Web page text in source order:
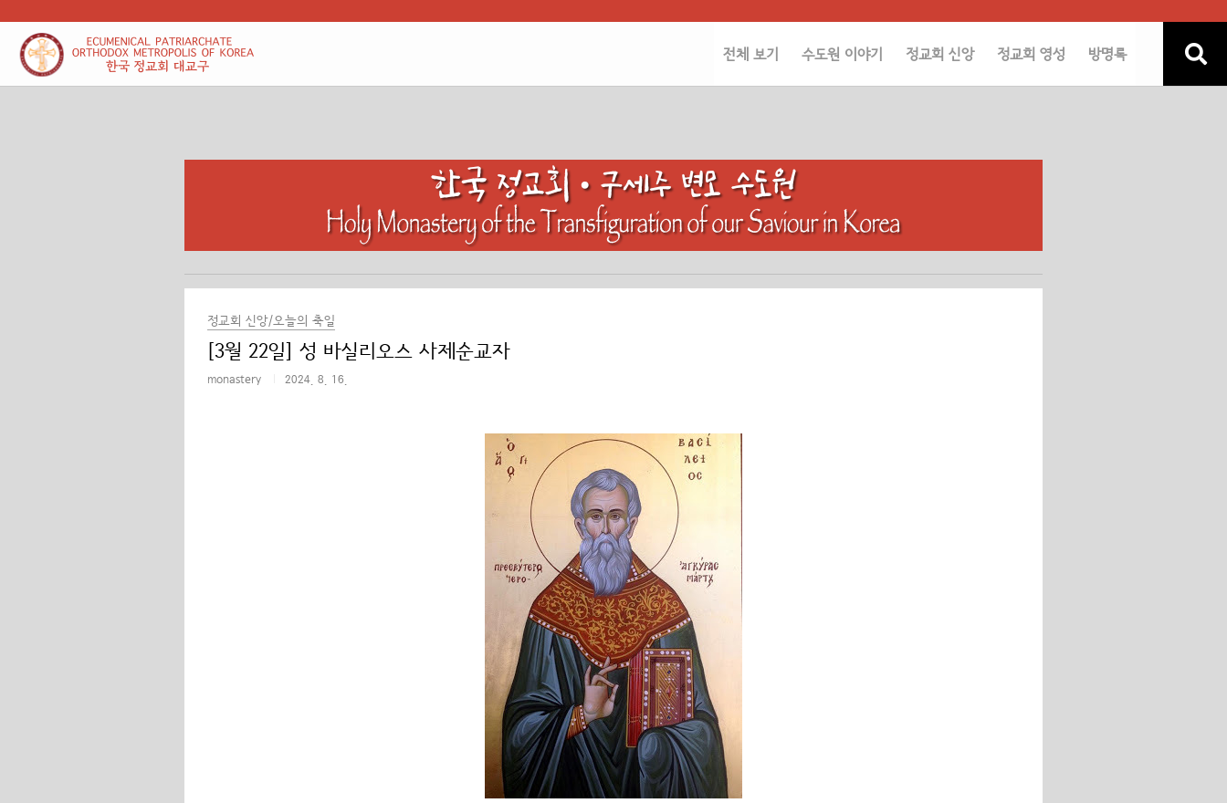
전체 보기 수도원 이야기 정교회 신앙 정교회 영성 방명록
정교회 신앙/오늘의 축일
[3월 22일] 성 바실리오스 사제순교자
monastery 2024. 8. 16.